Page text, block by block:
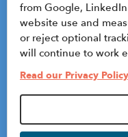
شرایط
from Google,
website use and
or reject optional
will continue to work
Read our Privacy Policy